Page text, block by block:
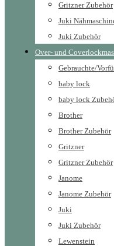
Gritzner Zubehör
Juki
Juki Zubehör
Over- und
Gebrauchte/
baby lock
baby lock
Brother
Brother Zubehör
Gritzner
Gritzner Zubehör
Janome
Janome Zubehör
Juki
Juki Zubehör
Lewenstein